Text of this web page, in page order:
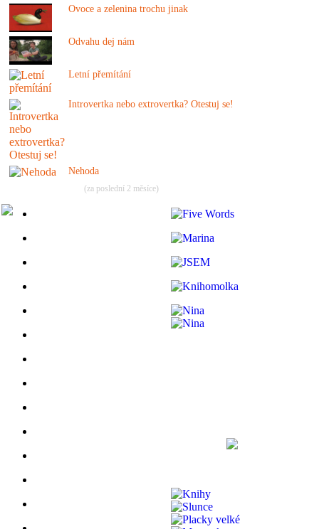
Ovoce a zelenina trochu jinak
Odvahu dej nám
Letní přemítání
Introvertka nebo extrovertka? Otestuj se!
Nehoda
(za poslední 2 měsíce)